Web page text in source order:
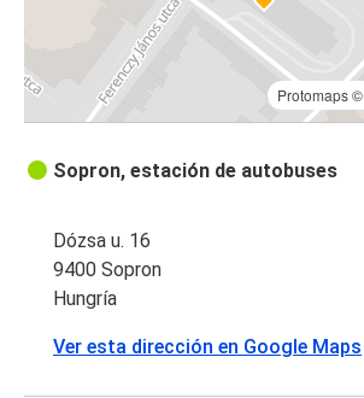
Protomaps©
Sopron, estación de autobuses
Dózsa u. 16
9400 Sopron
Hungría
Ver esta dirección en Google Maps